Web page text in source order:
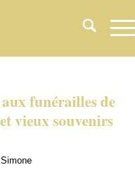
funérailles de
vieux souvenirs